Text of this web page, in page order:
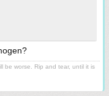
be worse. Rip and tear, until it is